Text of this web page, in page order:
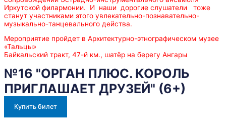
Иркутской филармонии. И наши дорогие слушатели тоже
станут участниками этого увлекательно-познавательно-
музыкально-танцевального действа.
Мероприятие пройдет в Архитектурно-этнографическом музее
«Тальцы»
Байкальский тракт, 47-й км., шатёр на берегу Ангары
№16 "ОРГАН ПЛЮС. КОРОЛЬ
ПРИГЛАШАЕТ ДРУЗЕЙ" (6+)
Купить билет